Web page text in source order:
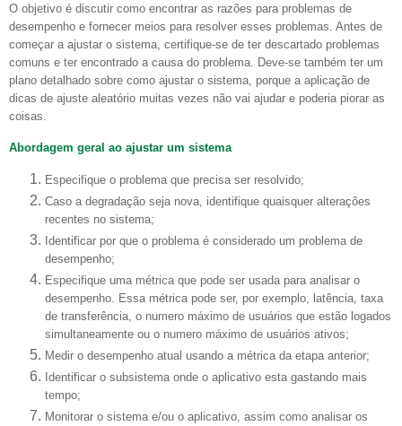
O objetivo é discutir como encontrar as razões para problemas de
desempenho e fornecer meios para resolver esses problemas. Antes de
começar a ajustar o sistema, certifique-se de ter descartado problemas
comuns e ter encontrado a causa do problema. Deve-se também ter um
plano detalhado sobre como ajustar o sistema, porque a aplicação de
dicas de ajuste aleatório muitas vezes não vai ajudar e poderia piorar as
coisas.
Abordagem geral ao ajustar um sistema
Especifique o problema que precisa ser resolvido;
Caso a degradação seja nova, identifique quaisquer alterações
recentes no sistema;
Identificar por que o problema é considerado um problema de
desempenho;
Especifique uma métrica que pode ser usada para analisar o
desempenho. Essa métrica pode ser, por exemplo, latência, taxa
de transferência, o numero máximo de usuários que estão logados
simultaneamente ou o numero máximo de usuários ativos;
Medir o desempenho atual usando a métrica da etapa anterior;
Identificar o subsistema onde o aplicativo esta gastando mais
tempo;
Monitorar o sistema e/ou o aplicativo, assim como analisar os